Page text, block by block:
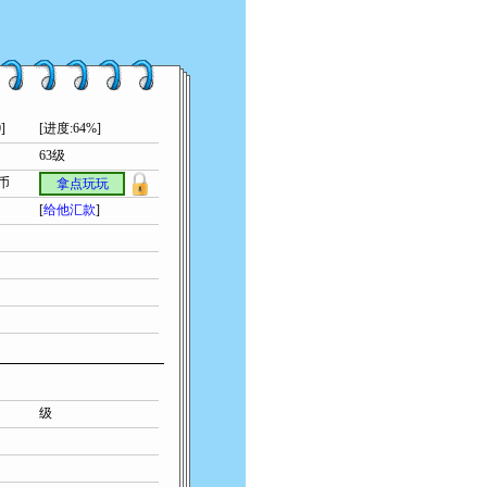
[进度:64%]
63级
拿点玩玩
[给他汇款]
级